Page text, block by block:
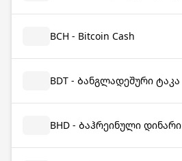
BCH - Bitcoin Cash
BDT - Ბანგლადეშური ტაკა
BHD - Ბაჰრეინული დინარი